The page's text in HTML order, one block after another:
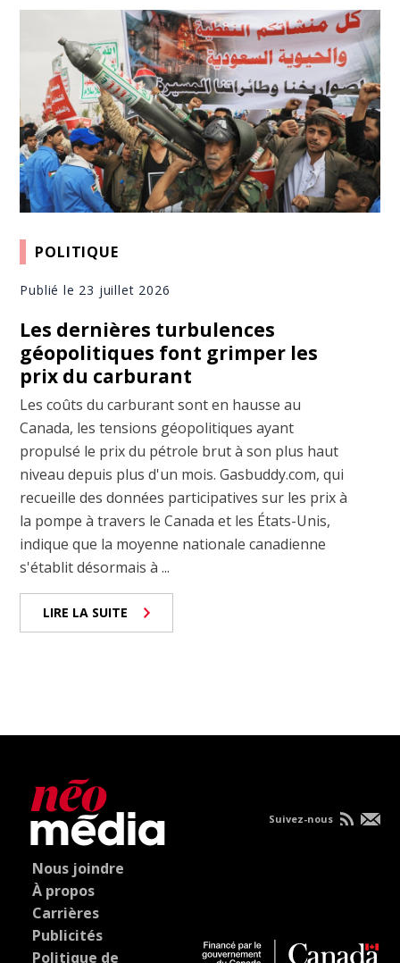
POLITIQUE
Publié le 23 juillet 2026
Les dernières turbulences
géopolitiques font grimper les
prix du carburant
Les coûts du carburant sont en hausse au
Canada, les tensions géopolitiques ayant
propulsé le prix du pétrole brut à son plus haut
niveau depuis plus d'un mois. Gasbuddy.com, qui
recueille des données participatives sur les prix à
la pompe à travers le Canada et les États-Unis,
indique que la moyenne nationale canadienne
s'établit désormais à ...
LIRE LA SUITE
Nous joindre
À propos
Carrières
Publicités
Politique de
Suivez-nous